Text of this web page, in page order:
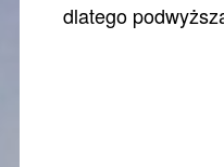
dlatego